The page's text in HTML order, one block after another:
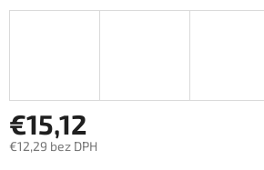
€15,12
€12,29 bez DPH